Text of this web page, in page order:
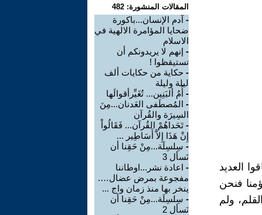
العديد
فنحن
ولم
المقالات المنشورة: 482
- آدم الإنسان...باكورة
ضحايا المؤامرة الالهية في
الاسلام
- إنهم لا يريدونكم أن
تستيقظوا !
- حكاية من حكايات ألف
ليلة وليلة
- أُمُ ألبَنِين... تُغَيِّرأقوالَها
- المُصطَفى العَدنان...مِنَ
السِيرَة والقُرآن
- تَحَداهُمْ القُرآن... فَقَالُواْ
إِنْ هَذَا إِلاَّ أَسَاطِير ...
- سِلسِلَة...مِنْ حَقِنا أن
نَسأل 3
- اعادة نشر...اوطاننا
مفجوعة بمرض عضال….
ينخر بها منذ زمان واج ...
- سِلسِلَة...مِنْ حَقِنا أن
نَسأل 2